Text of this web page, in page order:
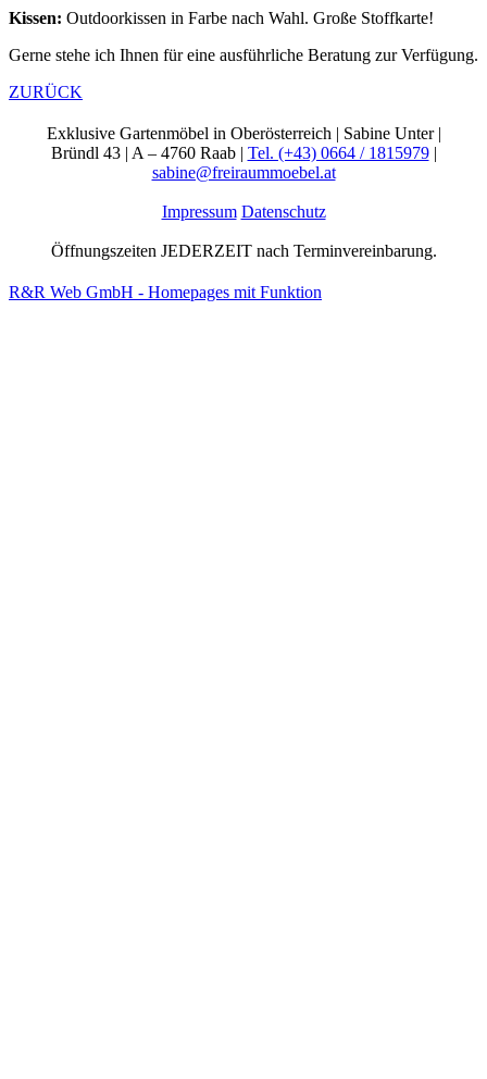
Kissen: Outdoorkissen in Farbe nach Wahl. Große Stoffkarte!
Gerne stehe ich Ihnen für eine ausführliche Beratung zur Verfügung.
ZURÜCK
Exklusive Gartenmöbel in Oberösterreich | Sabine Unter |
Bründl 43 | A – 4760 Raab | Tel. (+43) 0664 / 1815979|
sabine@freiraummoebel.at
Impressum Datenschutz
Öffnungszeiten JEDERZEIT nach Terminvereinbarung.
R&R Web GmbH - Homepages mit Funktion